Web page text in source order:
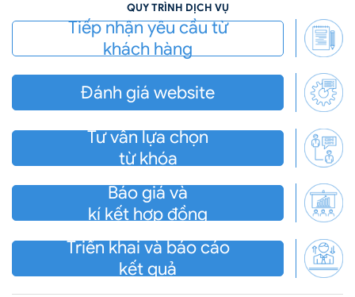
QUY TRÌNH DỊCH VỤ
Tiếp nhận yêu cầu từ
khách hàng
Đánh giá website
Tư vấn lựa chọn
từ khóa
Báo giá và
kí kết hợp đồng
Triển khai và báo cáo
kết quả